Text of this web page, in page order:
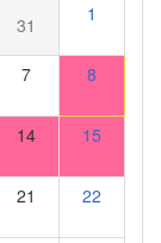
31 1
7 8
14 15
21 22